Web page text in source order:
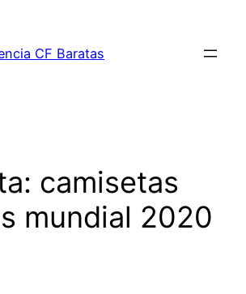
CF Baratas
camisetas
mundial 2020